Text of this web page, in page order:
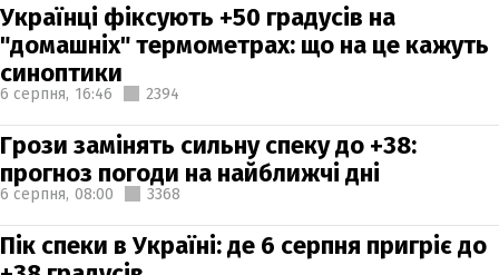
Українці фіксують +50 градусів на
"домашніх" термометрах: що на це кажуть
синоптики
6 серпня, 16:46 2394
Грози замінять сильну спеку до +38:
прогноз погоди на найближчі дні
6 серпня, 08:00 3368
Пік спеки в Україні: де 6 серпня пригріє до